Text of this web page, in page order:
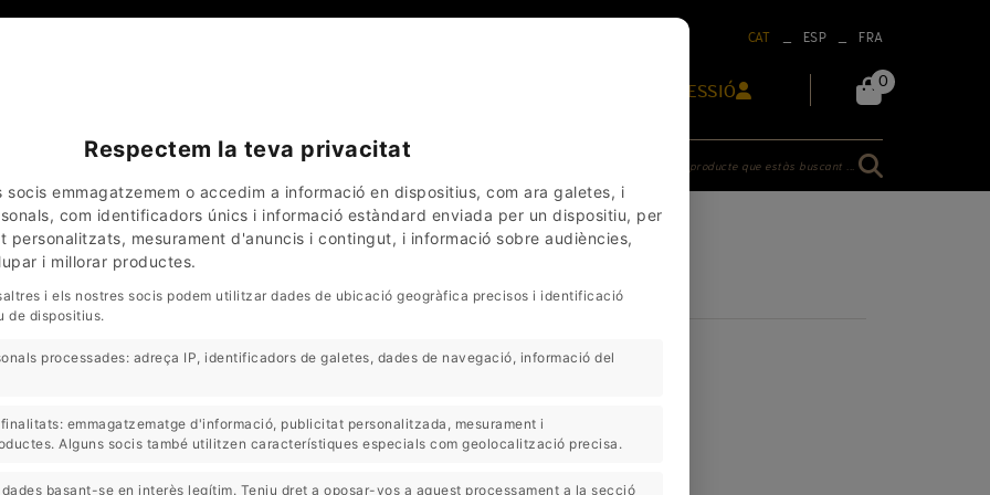
CAT _ ESP _ FRA
INICIAR SESSIÓ 0
EL ROURE VELL LA CASA MEXICANA TREBALLS REALITZATS Troba el producte que estàs buscant ...
DE ROURE
Venut
Respectem la teva privacitat
socis emmagatzemem o accedim a informació en dispositius, com ara galetes, i
com identificadors únics i informació estàndard enviada per un dispositiu, per
mesurament d'anuncis i contingut, i informació sobre audiències,
i millorar productes.
i els nostres socis podem utilitzar dades de ubicació geogràfica precisos i identificació
de dispositius.
processades: adreça IP, identificadors de galetes, dades de navegació, informació del
emmagatzematge d'informació, publicitat personalitzada, mesurament i
Alguns socis també utilitzen característiques especials com geolocalització precisa.
basant-se en interès legítim. Teniu dret a oposar-vos a aquest processament a la secció